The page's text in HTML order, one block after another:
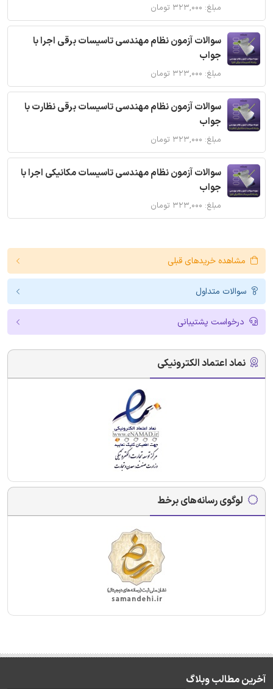
مبلغ: ۳۲۳,۰۰۰ تومان
سوالات آزمون نظام مهندسی تاسیسات برقی اجرا با
جواب
مبلغ: ۳۲۳,۰۰۰ تومان
سوالات آزمون نظام مهندسی تاسیسات برقی نظارت با
جواب
مبلغ: ۳۲۳,۰۰۰ تومان
سوالات آزمون نظام مهندسی تاسیسات مکانیکی اجرا با
جواب
مبلغ: ۳۲۳,۰۰۰ تومان
مشاهده خریدهای قبلی
سوالات متداول
درخواست پشتیبانی
نماد اعتماد الکترونیکی
لوگوی رسانه‌های برخط
آخرین مطالب وبلاگ